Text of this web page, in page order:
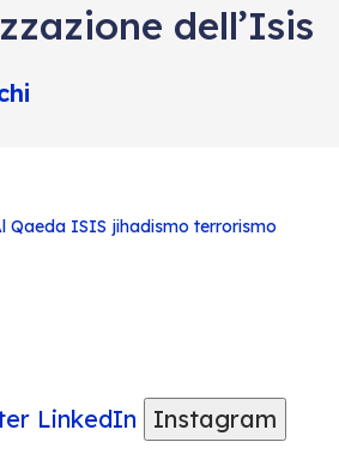
dell’Isis
Qaeda ISIS jihadismo terrorismo
LinkedIn
Instagram